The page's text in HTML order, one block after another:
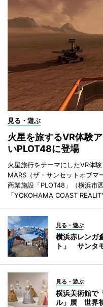
見る・遊ぶ
火星を旅するVR体験
いPLOT48に登場
火星旅行をテーマにしたVR体
MARS（ザ・サンセットオブマ
商業施設「PLOT48」（横浜市
「YOKOHAMA COAST
見る・遊ぶ
横浜赤レンガ
ト」 サンタ
見る・遊ぶ
横浜美術館で
ル」展 世界